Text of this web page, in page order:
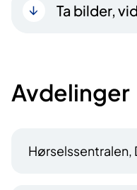
Ta bilder,
Avdelinger
Hørselssentralen,